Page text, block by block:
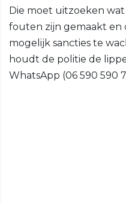
Die moet uitzoeken
fouten zijn gemaakt
mogelijk sancties te
houdt de politie de
WhatsApp (06 590 590